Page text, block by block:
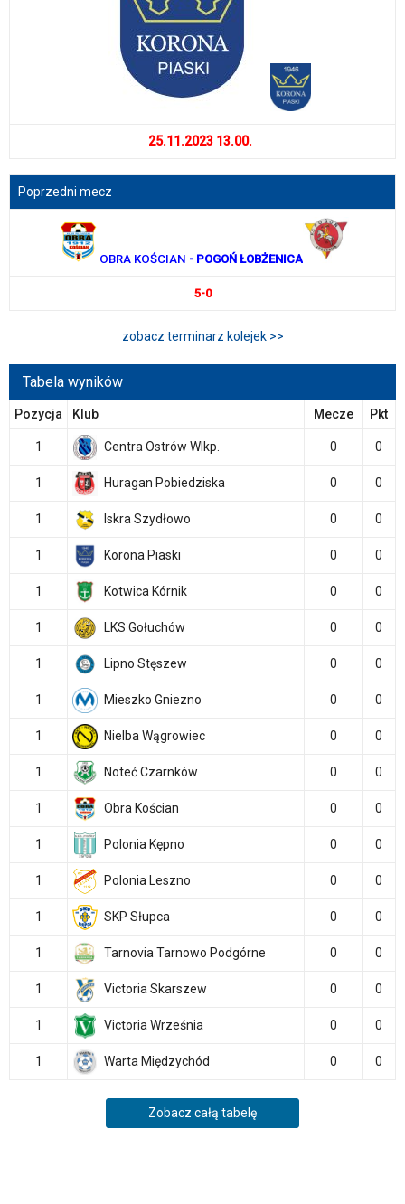
25.11.2023 13.00.
Poprzedni mecz
OBRA KOŚCIAN - POGOŃ ŁOBŻENICA
5-0
zobacz terminarz kolejek >>
Tabela wyników
Pozycja Klub Mecze Pkt
1 Centra Ostrów Wlkp. 0 0
1 Huragan Pobiedziska 0 0
1 Iskra Szydłowo 0 0
1 Korona Piaski 0 0
1 Kotwica Kórnik 0 0
1 LKS Gołuchów 0 0
1 Lipno Stęszew 0 0
1 Mieszko Gniezno 0 0
1 Nielba Wągrowiec 0 0
1 Noteć Czarnków 0 0
1 Obra Kościan 0 0
1 Polonia Kępno 0 0
1 Polonia Leszno 0 0
1 SKP Słupca 0 0
1 Tarnovia Tarnowo Podgórne 0 0
1 Victoria Skarszew 0 0
1 Victoria Września 0 0
1 Warta Międzychód 0 0
Zobacz całą tabelę